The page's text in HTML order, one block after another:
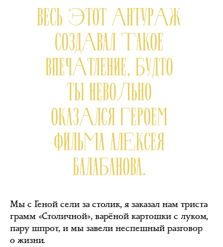
ВЕСЬ ЭТОТ АНТУРАЖ
СОЗДАВАЛ ТАКОЕ
ВПЕЧАТЛЕНИЕ, БУДТО
ТЫ НЕВОЛЬНО
ОКАЗАЛСЯ ГЕРОЕМ
ФИЛЬМА АЛЕКСЕЯ
БАЛАБАНОВА.
Мы с Геной сели за столик, я заказал нам триста
грамм «Столичной», варёной картошки с луком,
пару шпрот, и мы завели неспешный разговор
о жизни.